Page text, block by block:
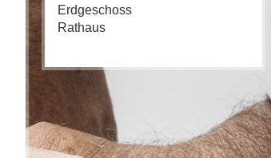
Erdgeschoss
Rathaus